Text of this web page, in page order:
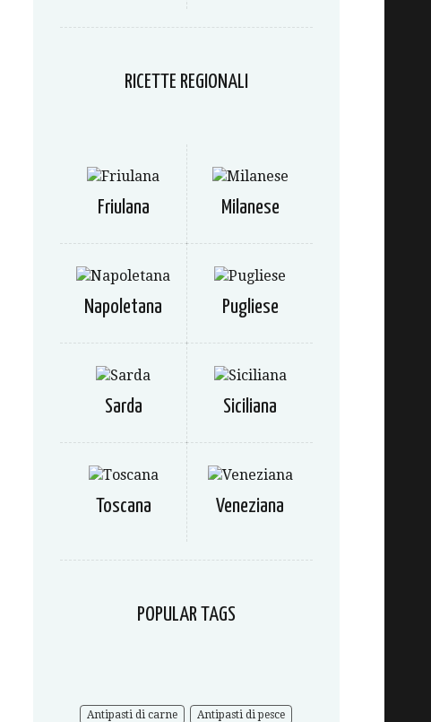
RICETTE REGIONALI
Friulana Milanese
Napoletana Pugliese
Sarda Siciliana
Toscana Veneziana
POPULAR TAGS
Antipasti di carne
Antipasti di pesce